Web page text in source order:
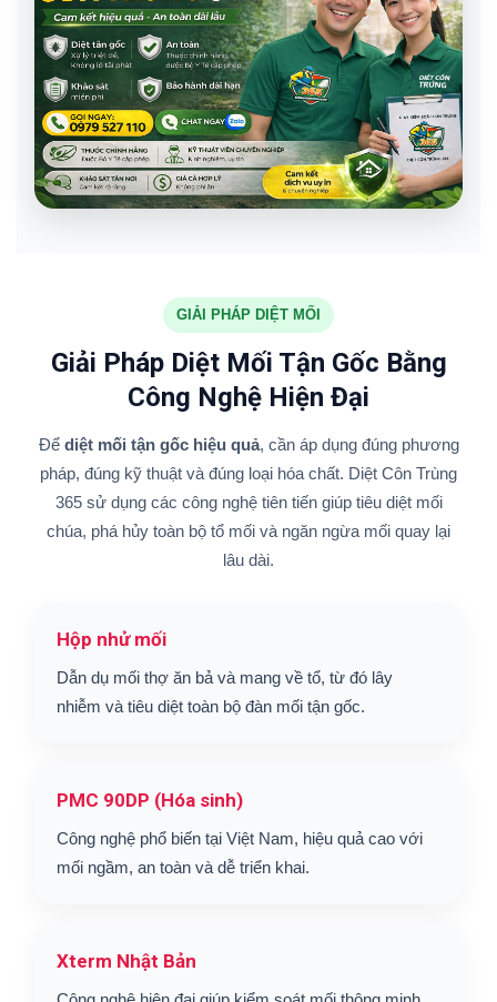
GIẢI PHÁP DIỆT MỐI
Giải Pháp Diệt Mối Tận Gốc Bằng
Công Nghệ Hiện Đại
Để diệt mối tận gốc hiệu quả, cần áp dụng đúng phương
pháp, đúng kỹ thuật và đúng loại hóa chất. Diệt Côn Trùng
365 sử dụng các công nghệ tiên tiến giúp tiêu diệt mối
chúa, phá hủy toàn bộ tổ mối và ngăn ngừa mối quay lại
lâu dài.
Hộp nhử mối
Dẫn dụ mối thợ ăn bả và mang về tổ, từ đó lây
nhiễm và tiêu diệt toàn bộ đàn mối tận gốc.
PMC 90DP (Hóa sinh)
Công nghệ phổ biến tại Việt Nam, hiệu quả cao với
mối ngầm, an toàn và dễ triển khai.
Xterm Nhật Bản